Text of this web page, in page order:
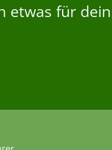
etwas für dein